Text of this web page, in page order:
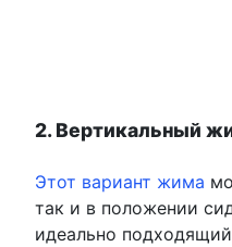
2. Вертикальный
Этот вариант жима
так и в положении
идеально